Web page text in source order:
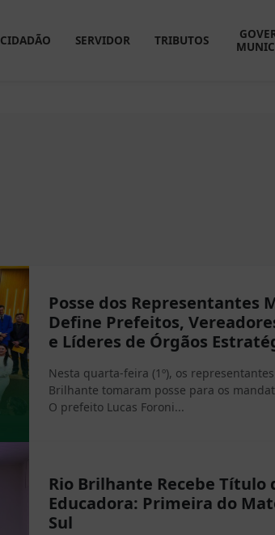
CIDADÃO SERVIDOR TRIBUTOS
Posse dos Representantes
Define Prefeitos,
e Líderes de Órgãos
Nesta quarta-feira (1º), os
Brilhante tomaram posse para os
O prefeito Lucas Foroni...
Rio Brilhante Recebe Título
Educadora: Primeira do
Sul